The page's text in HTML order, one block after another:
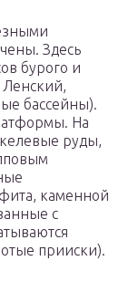
Здесь
бурого и
Ленский,
бассейны).
На
руды,
каменной
с
прииски).